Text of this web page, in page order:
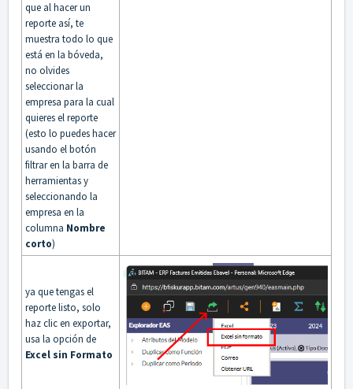
que al hacer un
reporte así, te
muestra todo lo que
está en la bóveda,
no olvides
seleccionar la
empresa para la cual
quieres el reporte
(esto lo puedes hacer
usando el botón
filtrar en la barra de
herramientas y
seleccionando la
empresa en la
columna Nombre
corto)
ya que tengas el
reporte listo, solo
haz clic en exportar,
usa la opción de
Excel sin Formato